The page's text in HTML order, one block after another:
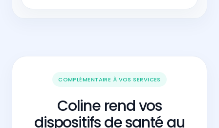
COMPLÉMENTAIRE À VOS SERVICES
Coline rend vos
dispositifs de santé au